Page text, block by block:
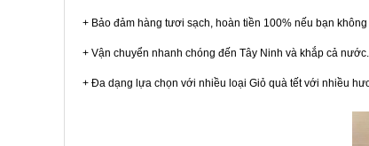
+ Bảo đảm hàng tươi sạch, hoàn tiền 100% nếu bạn
+ Vận chuyển nhanh chóng đến Tây Ninh và khắp cả nước.
+ Đa dạng lựa chọn với nhiều loại Giỏ quà tết với nhiều